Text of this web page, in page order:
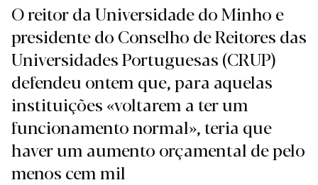
O reitor da Universidade do Minho e
presidente do Conselho de Reitores das
Universidades Portuguesas (CRUP)
defendeu ontem que, para aquelas
instituições «voltarem a ter um
funcionamento normal», teria que
haver um aumento orçamental de pelo
menos cem mil